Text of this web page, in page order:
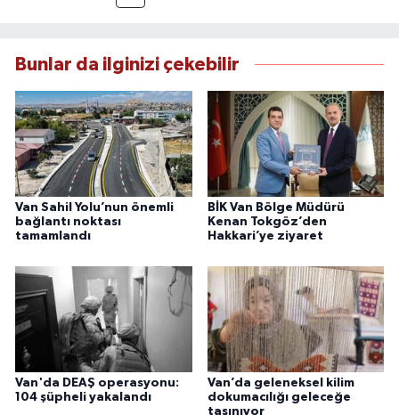
esas alan Dayan, güvenilir kaynaklara dayalı
Bunlar da ilginizi çekebilir
Van Sahil Yolu’nun önemli
bağlantı noktası
tamamlandı
BİK Van Bölge Müdürü
Kenan Tokgöz’den
Hakkari’ye ziyaret
Van'da DEAŞ operasyonu:
104 şüpheli yakalandı
Van’da geleneksel kilim
dokumacılığı geleceğe
taşınıyor